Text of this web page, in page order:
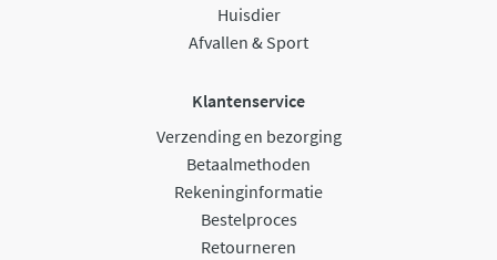
Huisdier
Afvallen & Sport
Klantenservice
Verzending en bezorging
Betaalmethoden
Rekeninginformatie
Bestelproces
Retourneren